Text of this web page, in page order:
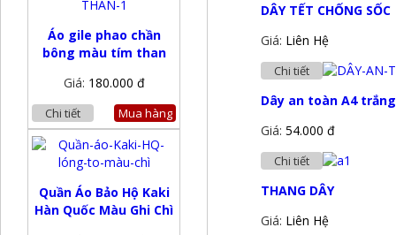
DÂY TẾT CHỐNG SỐC
Giá: Liên Hệ
Chi tiết
Dây an toàn A4
Giá: 54.000 đ
Chi tiết
THANG DÂY
Giá: Liên Hệ
Áo gile phao chần
bông màu tím than
Giá: 180.000 đ
Chi tiết Mua hàng
Quần Áo Bảo Hộ Kaki
Hàn Quốc Màu Ghi Chì